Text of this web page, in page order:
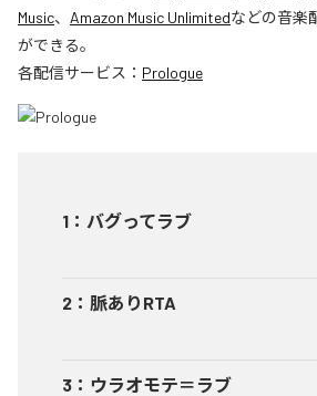
Music、 Amazon Music Unlimitedなどの音楽
ができる。
各配信サービス： Prologue
1 ： バグってラブ
2 ： 脈ありRTA
3 ： ウラオモテ＝ラブ